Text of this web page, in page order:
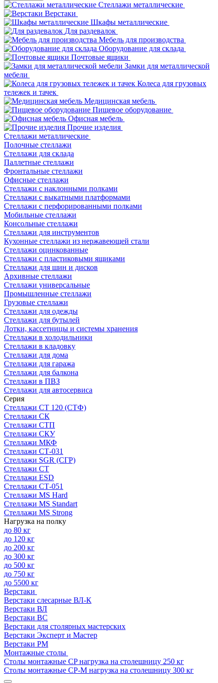
Стеллажи металлические
Верстаки
Шкафы металлические
Для раздевалок
Мебель для производства
Оборудование для склада
Почтовые ящики
Замки для металлической
мебели
Колеса для грузовых
тележек и тачек
Медицинская мебель
Пищевое оборудование
Офисная мебель
Прочие изделия
Стеллажи металлические
Полочные стеллажи
Стеллажи для склада
Паллетные стеллажи
Фронтальные стеллажи
Офисные стеллажи
Стеллажи с наклонными полками
Стеллажи с выкатными платформами
Стеллажи с перфорированными полками
Мобильные стеллажи
Консольные стеллажи
Стеллажи для инструментов
Кухонные стеллажи из нержавеющей стали
Стеллажи оцинкованные
Стеллажи с пластиковыми ящиками
Стеллажи для шин и дисков
Архивные стеллажи
Стеллажи универсальные
Промышленные стеллажи
Грузовые стеллажи
Стеллажи для одежды
Стеллажи для бутылей
Лотки, кассетницы и системы хранения
Стеллажи в холодильники
Стеллажи в кладовку
Стеллажи для дома
Стеллажи для гаража
Стеллажи для балкона
Стеллажи в ПВЗ
Стеллажи для автосервиса
Серия
Стеллажи СТ 120 (СТФ)
Стеллажи СК
Стеллажи СТП
Стеллажи СКУ
Стеллажи МКФ
Стеллажи СТ-031
Стеллажи SGR (СГР)
Стеллажи СТ
Стеллажи ESD
Стеллажи СТ-051
Стеллажи MS Hard
Стеллажи MS Standart
Стеллажи MS Strong
Нагрузка на полку
до 80 кг
до 120 кг
до 200 кг
до 300 кг
до 500 кг
до 750 кг
до 5500 кг
Верстаки
Верстаки слесарные ВЛ-К
Верстаки ВЛ
Верстаки ВС
Верстаки для столярных мастерских
Верстаки Эксперт и Мастер
Верстаки РМ
Монтажные столы
Столы монтажные СP нагрузка на столешницу 250 кг
Столы монтажные СР-М нагрузка на столешницу 300 кг